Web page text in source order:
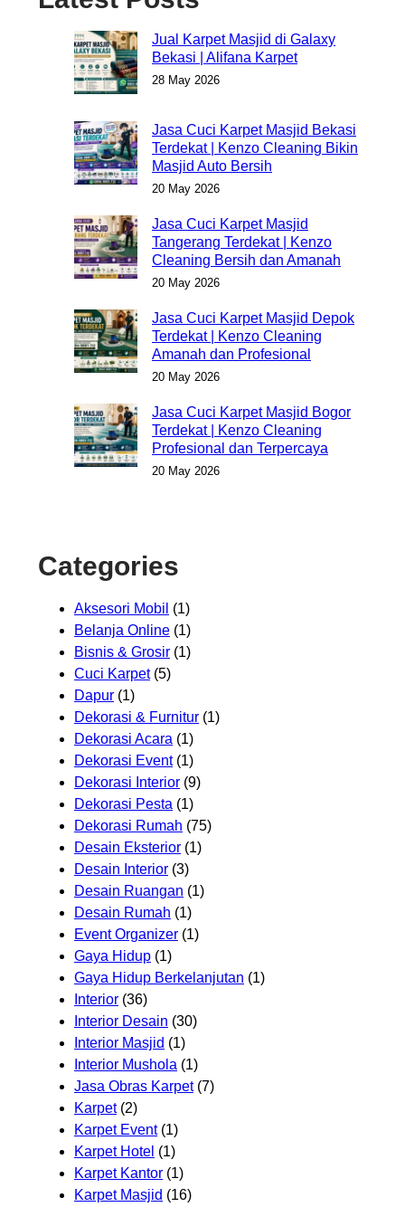
Jual Karpet Masjid di Galaxy
Bekasi | Alifana Karpet
28 May 2026
Jasa Cuci Karpet Masjid Bekasi
Terdekat | Kenzo Cleaning Bikin
Masjid Auto Bersih
20 May 2026
Jasa Cuci Karpet Masjid
Tangerang Terdekat | Kenzo
Cleaning Bersih dan Amanah
20 May 2026
Jasa Cuci Karpet Masjid Depok
Terdekat | Kenzo Cleaning
Amanah dan Profesional
20 May 2026
Jasa Cuci Karpet Masjid Bogor
Terdekat | Kenzo Cleaning
Profesional dan Terpercaya
20 May 2026
Categories
Aksesori Mobil (1)
Belanja Online (1)
Bisnis & Grosir (1)
Cuci Karpet(5)
Dapur (1)
Dekorasi & Furnitur (1)
Dekorasi Acara (1)
Dekorasi Event(1)
Dekorasi Interior (9)
Dekorasi Pesta (1)
Dekorasi Rumah (75)
Desain Eksterior (1)
Desain Interior (3)
Desain Ruangan (1)
Desain Rumah (1)
Event Organizer (1)
Gaya Hidup (1)
Gaya Hidup Berkelanjutan (1)
Interior (36)
Interior Desain (30)
Interior Masjid (1)
Interior Mushola (1)
Jasa Obras Karpet(7)
Karpet(2)
Karpet Event(1)
Karpet Hotel (1)
Karpet Kantor (1)
Karpet Masjid (16)